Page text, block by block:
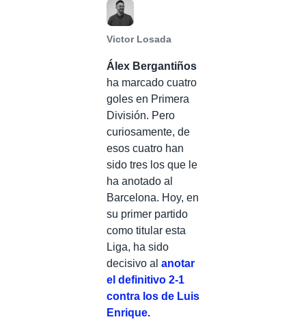
Victor Losada
Álex Bergantiños
ha marcado cuatro
goles en Primera
División. Pero
curiosamente, de
esos cuatro han
sido tres los que le
ha anotado al
Barcelona. Hoy, en
su primer partido
como titular esta
Liga, ha sido
decisivo al anotar
el definitivo 2-1
contra los de Luis
Enrique.